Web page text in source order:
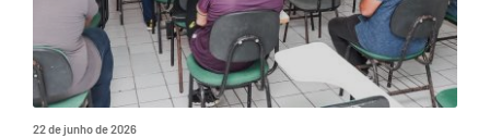
22 de junho de 2026